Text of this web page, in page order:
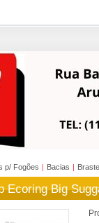
p/ Fogões | Bacias |
Ecoring Big